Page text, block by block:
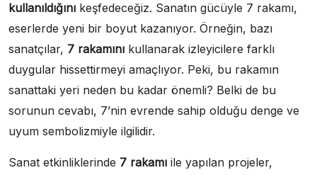
kullanıldığını keşfedeceğiz. Sanatın gücüyle 7 rakamı,
eserlerde yeni bir boyut kazanıyor. Örneğin, bazı
sanatçılar, 7 rakamını kullanarak izleyicilere farklı
duygular hissettirmeyi amaçlıyor. Peki, bu rakamın
sanattaki yeri neden bu kadar önemli? Belki de bu
sorunun cevabı, 7’nin evrende sahip olduğu denge ve
uyum sembolizmiyle ilgilidir.
Sanat etkinliklerinde 7 rakamı ile yapılan projeler,